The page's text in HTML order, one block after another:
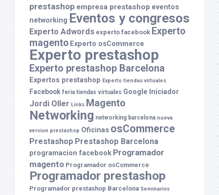
prestashop empresa prestashop eventos
networking Eventos y congresos
Experto Adwords experto facebook Experto
magento Experto osCommerce
Experto prestashop
Experto prestashop Barcelona
Expertos prestashop Experto tiendas virtuales
Facebook feria tiendas virtuales Google Iniciador
Jordi Oller Links Magento
Networking networking barcelona nueva
version prestashop Oficinas osCommerce
Prestashop Prestashop Barcelona
programacion facebook Programador
magento Programador osCommerce
Programador prestashop
Programador prestashop Barcelona Seminarios